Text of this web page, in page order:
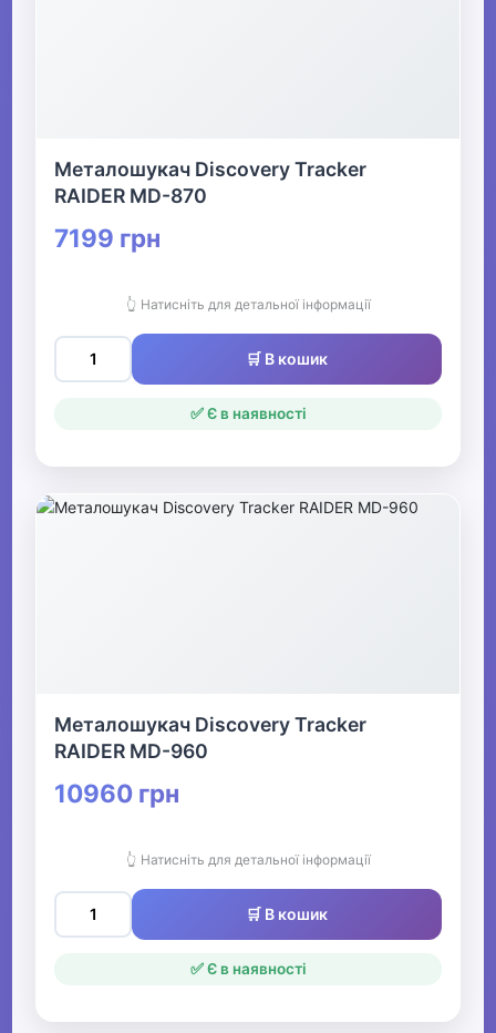
Металошукач Discovery Tracker
RAIDER MD-870
7199 грн
👆 Натисніть для детальної інформації
🛒 В кошик
✅ Є в наявності
Металошукач Discovery Tracker
RAIDER MD-960
10960 грн
👆 Натисніть для детальної інформації
🛒 В кошик
✅ Є в наявності